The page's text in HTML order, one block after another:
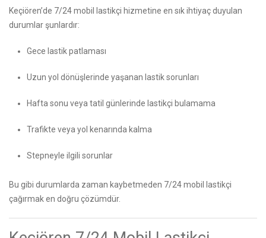
Keçiören’de 7/24 mobil lastikçi hizmetine en sık ihtiyaç duyulan
durumlar şunlardır:
Gece lastik patlaması
Uzun yol dönüşlerinde yaşanan lastik sorunları
Hafta sonu veya tatil günlerinde lastikçi bulamama
Trafikte veya yol kenarında kalma
Stepneyle ilgili sorunlar
Bu gibi durumlarda zaman kaybetmeden 7/24 mobil lastikçi
çağırmak en doğru çözümdür.